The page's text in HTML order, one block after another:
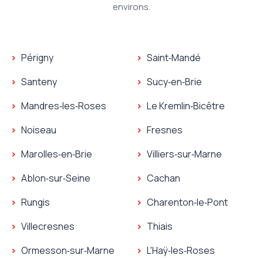
environs.
Périgny
Plombier Périgny
Santeny
Plombier Santeny
Mandres‑les‑Roses
Plombier Mandres‑les‑Roses
Noiseau
Plombier Noiseau
Marolles‑en‑Brie
Plombier Marolles‑en‑Brie
Ablon‑sur‑Seine
Plombier Ablon‑sur‑Seine
Rungis
Villecresnes
Plombier Villecresnes
Ormesson‑sur‑Marne
Plombier Orly
Saint‑Mandé
Plombier Saint‑Mandé
Sucy‑en‑Brie
Plombier Sucy‑en‑Brie
Le Kremlin‑Bicêtre
Fresnes
Plombier Fresnes
Villiers‑sur‑Marne
Plombier
Cachan
Plombier Cachan
Charenton‑le‑Pont
Plombier
Thiais
Plombier Thiais
L'Haÿ‑les‑Roses